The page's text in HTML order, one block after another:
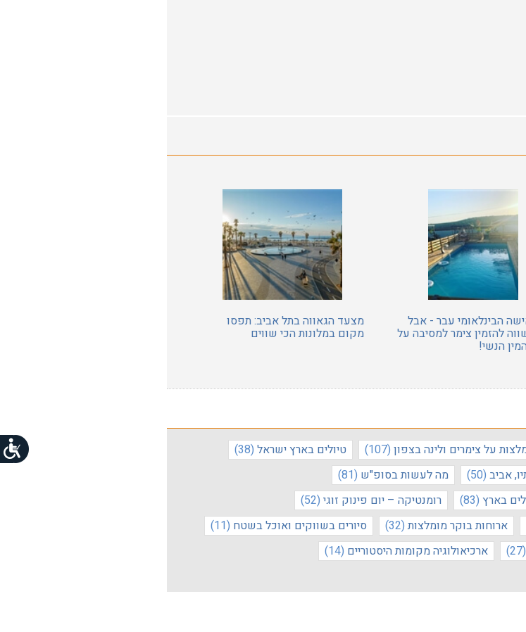
הבינלאומי עבר - אבל
להזמין צימר למסיבה על
הנשי!
מצעד הגאווה בתל אביב: תפסו
מקום במלונות הכי שווים
על צימרים ולינה בצפון (107) טיולים בארץ ישראל (38)
אביב (50) מה לעשות בסופ"ש (81)
בארץ (83) רומנטיקה – יום פינוק זוגי (52)
ארוחות בוקר מומלצות (32) סיורים בשווקים ואוכל בשטח (11)
(27) ארכיאולוגיה מקומות היסטוריים (14)